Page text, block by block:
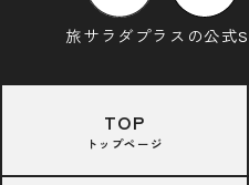
旅サラダプラスの公式
TOP
トップページ